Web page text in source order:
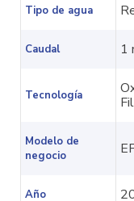
Tipo de agua
Caudal 1
Tecnología
Modelo de
negocio
Año